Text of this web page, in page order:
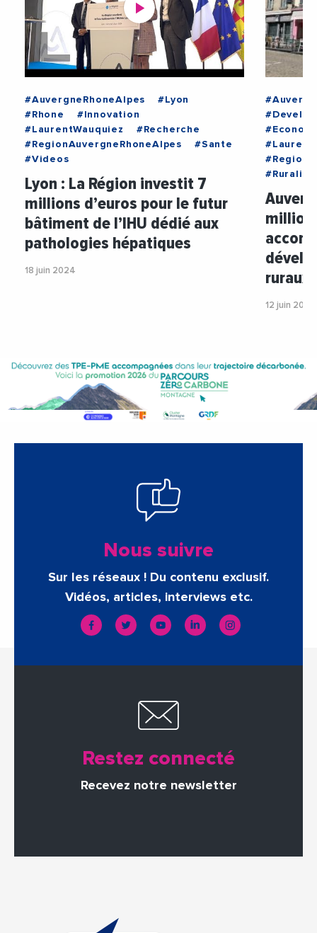
#AuvergneRhoneAlpes
#Lyon
#Rhone
#Innovation
#LaurentWauquiez
#Recherche
#RegionAuvergneRhoneAlpes
#Sante
#Videos
Lyon : La Région investit 7
millions d’euros pour le futur
bâtiment de l’IHU dédié aux
pathologies hépatiques
18 juin 2024
#Ruralite
ruraux
12 juin 2024
Nous suivre
Sur les réseaux ! Du contenu exclusif.
Vidéos, articles, interviews etc.
Restez connecté
Recevez notre newsletter